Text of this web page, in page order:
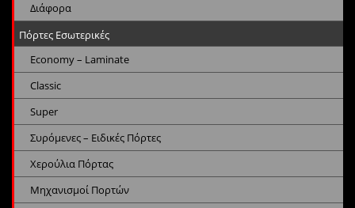
Διάφορα
Πόρτες Εσωτερικές
Economy – Laminate
Classic
Super
Συρόμενες – Ειδικές Πόρτες
Χερούλια Πόρτας
Μηχανισμοί Πορτών